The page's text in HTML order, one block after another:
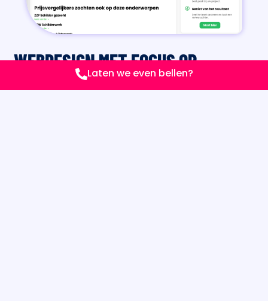
WEBDESIGN MET FOCUS OP
VINDBAARHEID (SEO)
Laten we even bellen?